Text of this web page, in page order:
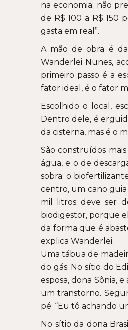
na economia: não
de R$ 100 a R$ 150
gasta em real”.
A mão de obra é
Wanderlei Nunes,
primeiro passo é a
fator ideal, é o fator
Escolhido o local,
Dentro dele, é
da cisterna, mas é o
São construídos
água, e o de
sobra: o
centro, um cano
mil litros deve ser
biodigestor, porque
da forma que é
explica Wanderlei.
Uma tábua de
do gás. No sítio do
esposa, dona Sônia,
um transtorno.
pé. “Eu tô achando
No sítio da dona